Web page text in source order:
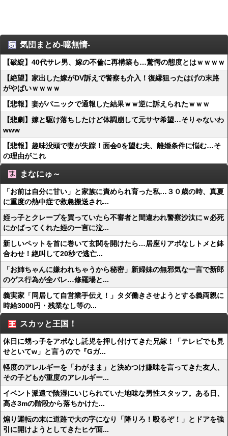
気団まとめ-噫無情-
【破綻】40代サレ男、嫁の不倫に再構築も…驚愕の態度とはｗｗｗｗ
【絶望】家出した嫁がDV訴えで警察も介入！復縁狙ったはげの末路
がやばいｗｗｗｗ
【悲報】妻がパニックで通報した結果ｗｗ逆に訴えられたｗｗｗ
【悲劇】嫁と駆け落ちしたけど体調崩して元サヤ希望…そりゃないわ
www
【悲報】趣味没頭で妻が失踪！面会0を望む夫、離婚条件に悩む…そ
の理由がこれ
まなにゅ～
「お前は自分に甘い」と家族に責められ育った私…３０歳の時、真夏
に重度の熱中症で救急搬送され...
姪っ子とクレープを買っていたら不審者と間違われ警察沙汰にｗ必死
にかばってくれた姪の一言に泣...
新しいペットを首に巻いて玄関を開けたら…居座りアポなしトメと鉢
合わせ！絶叫して20秒で逃亡...
「お姉ちゃんに嫌われちゃうから秘密」新婦妹の無邪気な一言で新郎
のゲス行為が全バレ…修羅場と...
義実家「同居して自営業手伝え！」タダ働きさせようとする義両親に
時給3000円・残業なし等の...
スカッと王国！
休日に甥っ子をアポなし託児を押し付けてきた兄嫁！「テレビでも見
せといてw」と言うので『Gガ...
軽度のアレルギーを「わがまま」と決めつけ嫌味を言ってきた友人、
その子どもが重度のアレルギー...
イベント派遣で陰湿にいじられていた地味な男性スタッフ。ある日、
高さ3mの階段から落ちかけた...
煽り運転の末に道路で大の字になり「降りろ！殴るぞ！」とドアを強
引に開けようとしてきたヒゲ面...